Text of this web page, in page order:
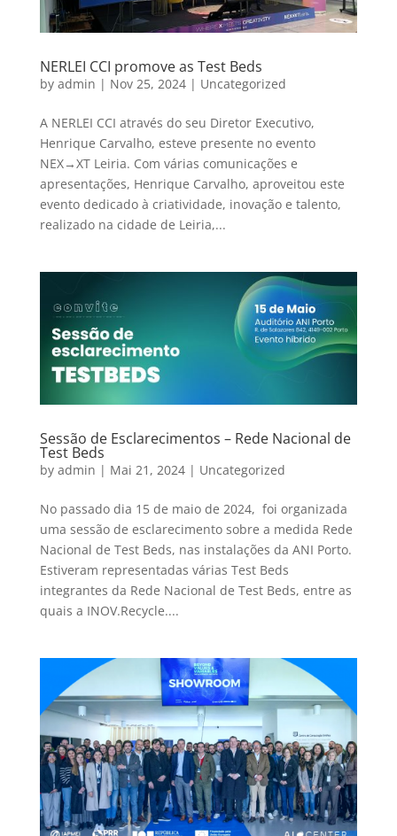
NERLEI CCI promove as Test Beds
by admin | Nov 25, 2024| Uncategorized
A NERLEI CCI através do seu Diretor Executivo,
Henrique Carvalho, esteve presente no evento
NEX→XT Leiria. Com várias comunicações e
apresentações, Henrique Carvalho, aproveitou este
evento dedicado à criatividade, inovação e talento,
realizado na cidade de Leiria,...
Sessão de Esclarecimentos – Rede Nacional de
Test Beds
by admin | Mai 21, 2024| Uncategorized
No passado dia 15 de maio de 2024, foi organizada
uma sessão de esclarecimento sobre a medida Rede
Nacional de Test Beds, nas instalações da ANI Porto.
Estiveram representadas várias Test Beds
integrantes da Rede Nacional de Test Beds, entre as
quais a INOV.Recycle....